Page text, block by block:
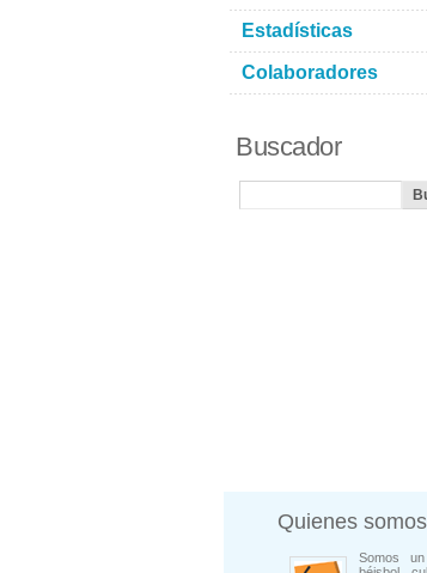
Estadísticas
Colaboradores
Buscador
Quienes somos
Somos